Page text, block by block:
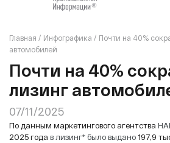
Главная / Инфографика / Почти на 40%
автомобилей
Почти на 40%
лизинг
07/11/2025
По данным маркетингового агентства
2025 года в лизинг* было выдано 197,9